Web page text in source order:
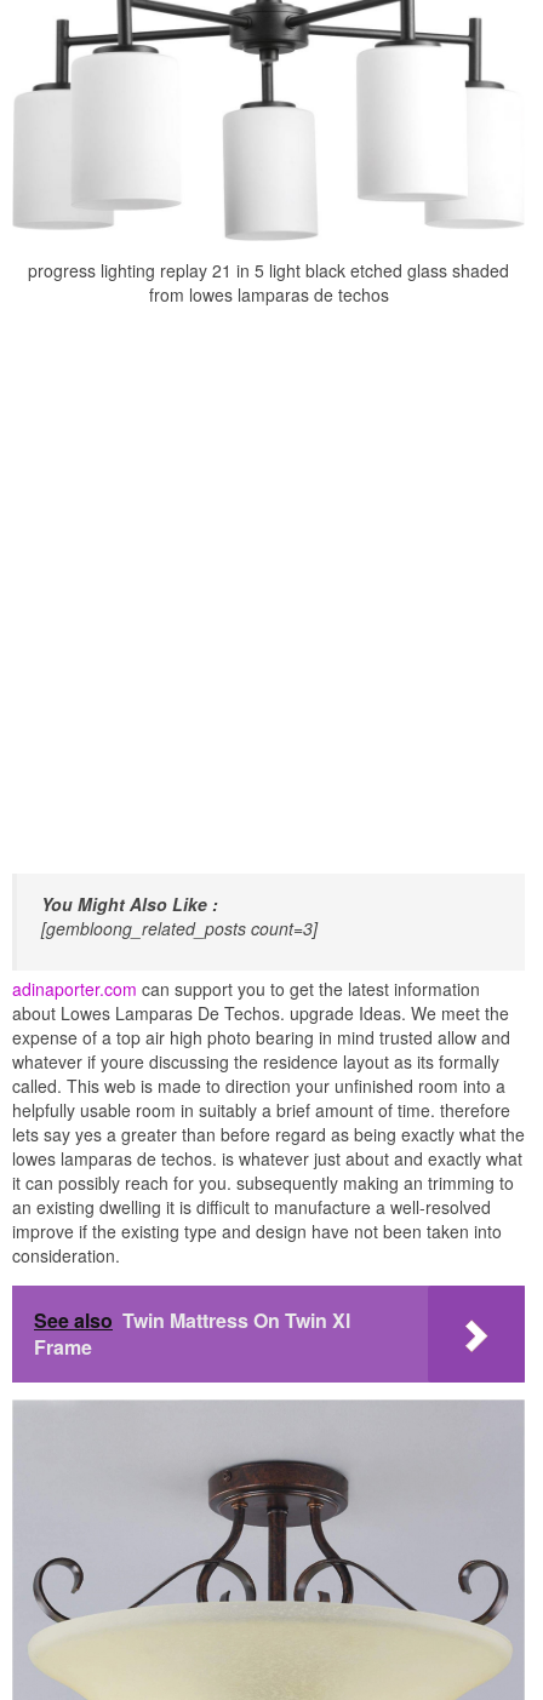
progress lighting replay 21 in 5 light black etched glass shaded
from lowes lamparas de techos
You Might Also Like :
[gembloong_related_posts count=3]
adinaporter.com can support you to get the latest information
about Lowes Lamparas De Techos. upgrade Ideas. We meet the
expense of a top air high photo bearing in mind trusted allow and
whatever if youre discussing the residence layout as its formally
called. This web is made to direction your unfinished room into a
helpfully usable room in suitably a brief amount of time. therefore
lets say yes a greater than before regard as being exactly what the
lowes lamparas de techos. is whatever just about and exactly what
it can possibly reach for you. subsequently making an trimming to
an existing dwelling it is difficult to manufacture a well-resolved
improve if the existing type and design have not been taken into
consideration.
See also Twin Mattress On Twin Xl
Frame